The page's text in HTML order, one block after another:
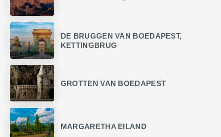
DE BRUGGEN VAN BOEDAPEST,
KETTINGBRUG
GROTTEN VAN BOEDAPEST
MARGARETHA EILAND